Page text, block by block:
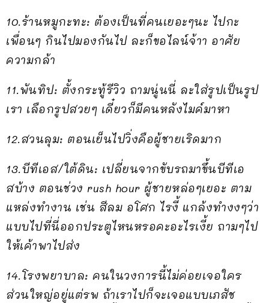
10.ร้านหมูกะทะ: ต้องเป็นที่คนเยอะๆนะ ไปกะ
เพื่อนๆ กินไปมองกันไป ละก็ขอไลน์จ้าา อาศัย
ความกล้า
11.พันทิป: ตั้งกระทู้รีวิว ถามนู่นนี่ ละใส่รูปเป็นรูป
เรา เลือกรูปสวยๆ เดี๋ยวก็มีคนหลังไมค์มาหา
12.สวนลุม: ตอนเย็นไปวิ่งคือผู้ชายเริดมาก
13.บีทีเอส/ใต้ดิน: เปลี่ยนจากขับรถมาขึ้นบีทีเอ
สบ้าง ตอนช่วง rush hour ผู้ชายหล่อๆเยอะ ตาม
แหล่งทำงาน เช่น สีลม อโศก ไรงี้ แกล้งทำงงๆว่า
แบบไปที่นี่ออกประตูไหนหรอคะอะไรเงี้ย ถามๆไป
ให้เค้าพาไปส่ง
14.โรงพยาบาล: คนในวงการนี้ไม่ค่อยเจอใคร
ส่วนใหญ่อยู่แต่รพ ถ้าเราไปก็จะเจอแบบเภสัช